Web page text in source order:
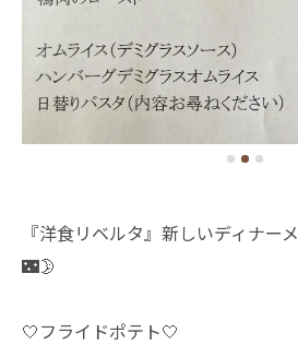
『洋食リベルタ』新しいディナー
🌃🌛
🤍フライドポテト🤍